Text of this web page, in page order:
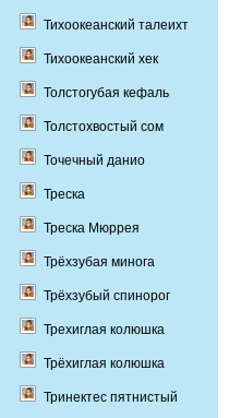
Тихоокеанский талеихт
Тихоокеанский хек
Толстогубая кефаль
Толстохвостый сом
Точечный данио
Треска
Треска Мюррея
Трёхзубая минога
Трёхзубый спинорог
Трехиглая колюшка
Трёхиглая колюшка
Тринектес пятнистый